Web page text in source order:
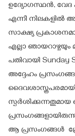
ഉദ്യോഗസ്ഥൻ, വേദ
എന്നീ നിലകളിൽ
സാക്ഷ്യ
എല്ലാ ഞായറാഴ്ചയും
പതിവായി Sunday
അദ്ദേഹം
ആ പ്രസംഗങ്ങൾ